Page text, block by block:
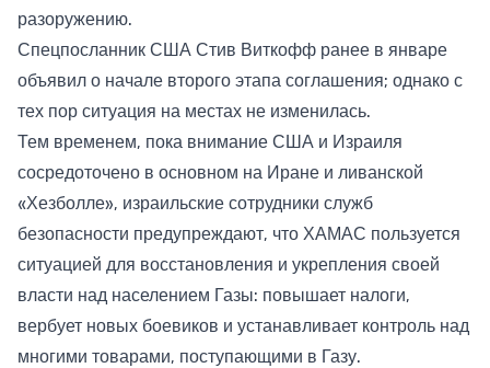
разоружению.
Спецпосланник США Стив Виткофф ранее в январе
объявил о начале второго этапа соглашения; однако с
тех пор ситуация на местах не изменилась.
Тем временем, пока внимание США и Израиля
сосредоточено в основном на Иране и ливанской
«Хезболле», израильские сотрудники служб
безопасности предупреждают, что ХАМАС пользуется
ситуацией для восстановления и укрепления своей
власти над населением Газы: повышает налоги,
вербует новых боевиков и устанавливает контроль над
многими товарами, поступающими в Газу.